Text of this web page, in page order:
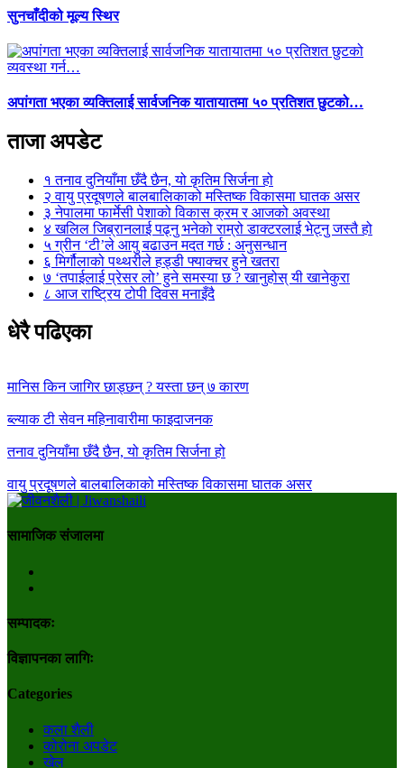
सुनचाँदीको मूल्य स्थिर
अपांगता भएका व्यक्तिलाई सार्वजनिक यातायातमा ५० प्रतिशत छुटको…
ताजा अपडेट
१ तनाव दुनियाँमा छँदै छैन, यो कृतिम सिर्जना हो
२ वायु प्रदूषणले बालबालिकाको मस्तिष्क विकासमा घातक असर
३ नेपालमा फार्मेसी पेशाको विकास क्रम र आजको अवस्था
४ खलिल जिब्रानलाई पढ्नु भनेको राम्रो डाक्टरलाई भेट्नु जस्तै हो
५ग्रीन ‘टी’ले आयु बढाउन मदत गर्छ : अनुसन्धान
६ मिर्गौलाको पथ्थरीले हड्डी फ्याक्चर हुने खतरा
७ ‘तपाईलाई प्रेसर लो’ हुने समस्या छ ? खानुहोस् यी खानेकुरा
८ आज राष्ट्रिय टोपी दिवस मनाइँदै
धेरै पढिएका
मानिस किन जागिर छाड्छन् ? यस्ता छन् ७ कारण
ब्ल्याक टी सेवन महिनावारीमा फाइदाजनक
तनाव दुनियाँमा छँदै छैन, यो कृतिम सिर्जना हो
वायु प्रदूषणले बालबालिकाको मस्तिष्क विकासमा घातक असर
सामाजिक संजालमा
सम्पादकः
विज्ञापनका लागिः
Categories
कला शैली
कोरोना अपडेट
खेल